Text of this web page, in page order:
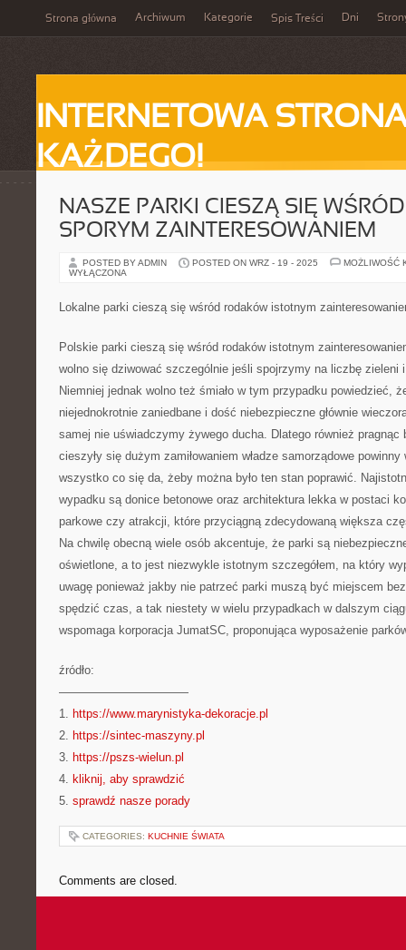
Strona główna Archiwum Kategorie Spis Treści Dni
INTERNETOWA
KAŻDEGO!
NASZE PARKI CIESZĄ SIĘ
SPORYM ZAINTERESOWANIEM
POSTED BY ADMIN POSTED ON WRZ - 19 - 2025
MOŻLIWOŚĆ
WYŁĄCZONA
Lokalne parki cieszą się wśród rodaków istotnym
Polskie parki cieszą się wśród rodaków istotnym
wolno się dziwować szczególnie jeśli spojrzymy na liczbę zieleni
Niemniej jednak wolno też śmiało w tym przypadku powiedzieć,
niejednokrotnie zaniedbane i dość niebezpieczne głównie
samej nie uświadczymy żywego ducha. Dlatego również pragnąc
cieszyły się dużym zamiłowaniem władze samorządowe
wszystko co się da, żeby można było ten stan poprawić.
wypadku są donice betonowe oraz architektura lekka w postaci
parkowe czy atrakcji, które przyciągną zdecydowaną większa
Na chwilę obecną wiele osób akcentuje, że parki są
oświetlone, a to jest niezwykle istotnym szczegółem, na który
uwagę ponieważ jakby nie patrzeć parki muszą być miejscem
spędzić czas, a tak niestety w wielu przypadkach w dalszym
wspomaga korporacja JumatSC, proponująca wyposażenie
źródło:
———————————
1. https://www.marynistyka-dekoracje.pl
2. https://sintec-maszyny.pl
3. https://pszs-wielun.pl
4. kliknij, aby sprawdzić
5. sprawdź nasze porady
CATEGORIES: KUCHNIE ŚWIATA
Comments are closed.